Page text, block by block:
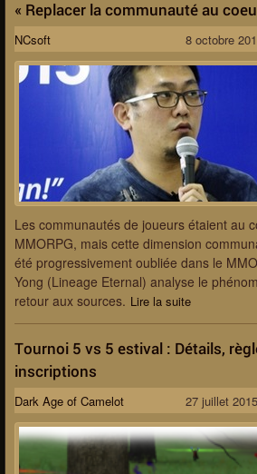
« Replacer la communauté au
NCsoft 8 octobre
Les communautés de joueurs étaient au
MMORPG, mais cette dimension
été progressivement oubliée dans le
Yong (Lineage Eternal) analyse le
retour aux sources. Lire la suite
Tournoi 5 vs 5 estival : Détails,
inscriptions
Dark Age of Camelot 27 juillet 2015